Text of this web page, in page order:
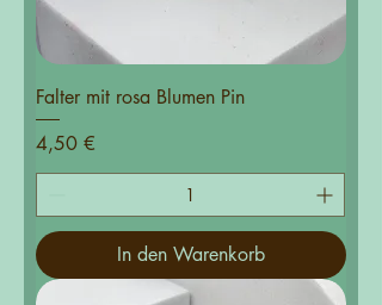
Falter mit rosa Blumen Pin
Preis
4,50 €
In den Warenkorb